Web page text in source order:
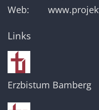
Web:
Links
Erzbistum Bamberg